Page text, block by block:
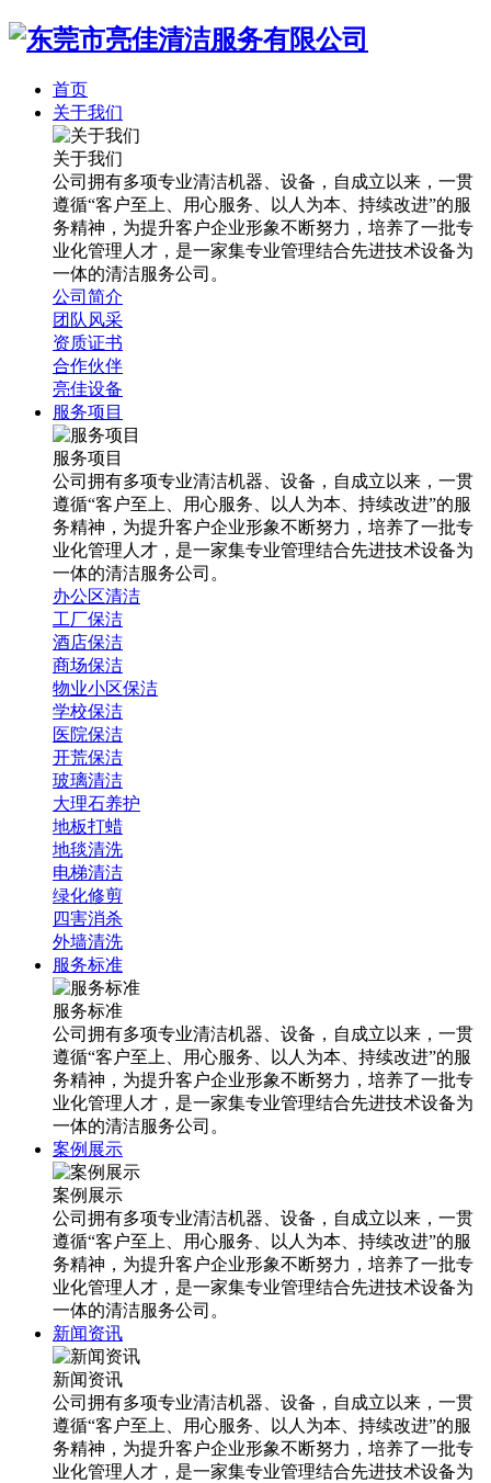
首页
关于我们
关于我们
公司拥有多项专业清洁机器、设备，自成立以来，一贯
遵循“客户至上、用心服务、以人为本、持续改进”的服
务精神，为提升客户企业形象不断努力，培养了一批专
业化管理人才，是一家集专业管理结合先进技术设备为
一体的清洁服务公司。
公司简介
团队风采
资质证书
合作伙伴
亮佳设备
服务项目
服务项目
公司拥有多项专业清洁机器、设备，自成立以来，一贯
遵循“客户至上、用心服务、以人为本、持续改进”的服
务精神，为提升客户企业形象不断努力，培养了一批专
业化管理人才，是一家集专业管理结合先进技术设备为
一体的清洁服务公司。
办公区清洁
工厂保洁
酒店保洁
商场保洁
物业小区保洁
学校保洁
医院保洁
开荒保洁
玻璃清洁
大理石养护
地板打蜡
地毯清洗
电梯清洁
绿化修剪
四害消杀
外墙清洗
服务标准
服务标准
公司拥有多项专业清洁机器、设备，自成立以来，一贯
遵循“客户至上、用心服务、以人为本、持续改进”的服
务精神，为提升客户企业形象不断努力，培养了一批专
业化管理人才，是一家集专业管理结合先进技术设备为
一体的清洁服务公司。
案例展示
案例展示
公司拥有多项专业清洁机器、设备，自成立以来，一贯
遵循“客户至上、用心服务、以人为本、持续改进”的服
务精神，为提升客户企业形象不断努力，培养了一批专
业化管理人才，是一家集专业管理结合先进技术设备为
一体的清洁服务公司。
新闻资讯
新闻资讯
公司拥有多项专业清洁机器、设备，自成立以来，一贯
遵循“客户至上、用心服务、以人为本、持续改进”的服
务精神，为提升客户企业形象不断努力，培养了一批专
业化管理人才，是一家集专业管理结合先进技术设备为